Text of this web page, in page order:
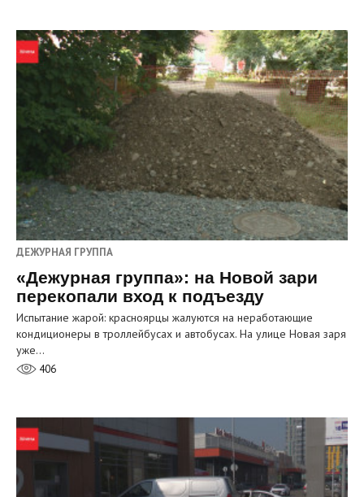
ДЕЖУРНАЯ ГРУППА
«Дежурная группа»: на Новой зари
перекопали вход к подъезду
Испытание жарой: красноярцы жалуются на неработающие
кондиционеры в троллейбусах и автобусах. На улице Новая заря
уже…
406